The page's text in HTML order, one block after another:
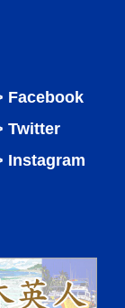
Facebook
Twitter
Instagram